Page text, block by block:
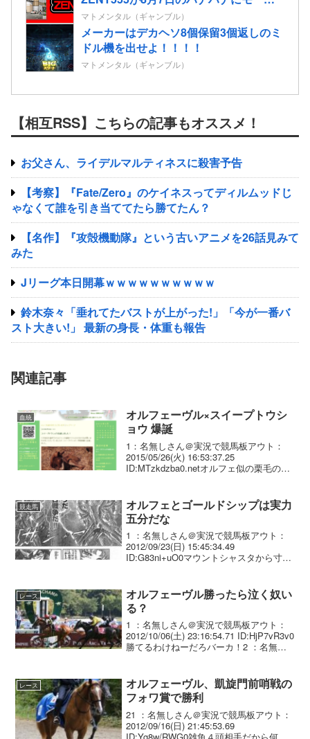
ングを仕込んだらしいｗｗｗｗ
マトメンタル（ギャンブル）
メーカーはデカヘソ8個保留3個返しのミ
ドル機を出せよ！！！！
マトメンタル（ギャンブル）
【相互RSS】こちらの記事もオススメ！
お父さん、ライデルマルティネスに殺害予告
【考察】『Fate/Zero』のケイネスってディルムッドじ
ゃなくて誰を引き当ててたら勝てたん？
【名作】『攻殻機動隊』という古いアニメを26話見みて
みた
Jリーグ本日開幕ｗｗｗｗｗｗｗｗｗｗ
鈴木奈々「垂れてたバストが上がった!」「今が一番バ
スト大きい!」 最新の身長・体重も報告
関連記事
血統
オルフェーヴル×スイープトウシ
ョウ 爆誕
1：名無しさん＠実況で競馬板アウト：
2015/05/26(火) 16:53:37.25
ID:MTzkdzba0.netオルフェ似の栗毛の牡
競走馬
オルフェとゴールドシップは実力
五分だな
1 ：名無しさん＠実況で競馬板アウト：
2012/09/23(日) 15:45:34.49
ID:G83ni+uO0マウントシャスタから寸法
板アウト：2012/09/...
レース
オルフェーヴル勝ったら泣く奴い
る？
1 ：名無しさん＠実況で競馬板アウト：
2012/10/06(土) 23:16:54.71 ID:HjP7vR3v0
勝てるわけねーだろバーカ！2 ：名無し
レース
オルフェーヴル、凱旋門前哨戦の
フォワ賞で勝利
21 ：名無しさん＠実況で競馬板アウト：
2012/09/16(日) 21:45:53.69